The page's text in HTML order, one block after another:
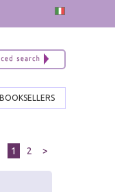
BOOKSELLERS
1 2 >